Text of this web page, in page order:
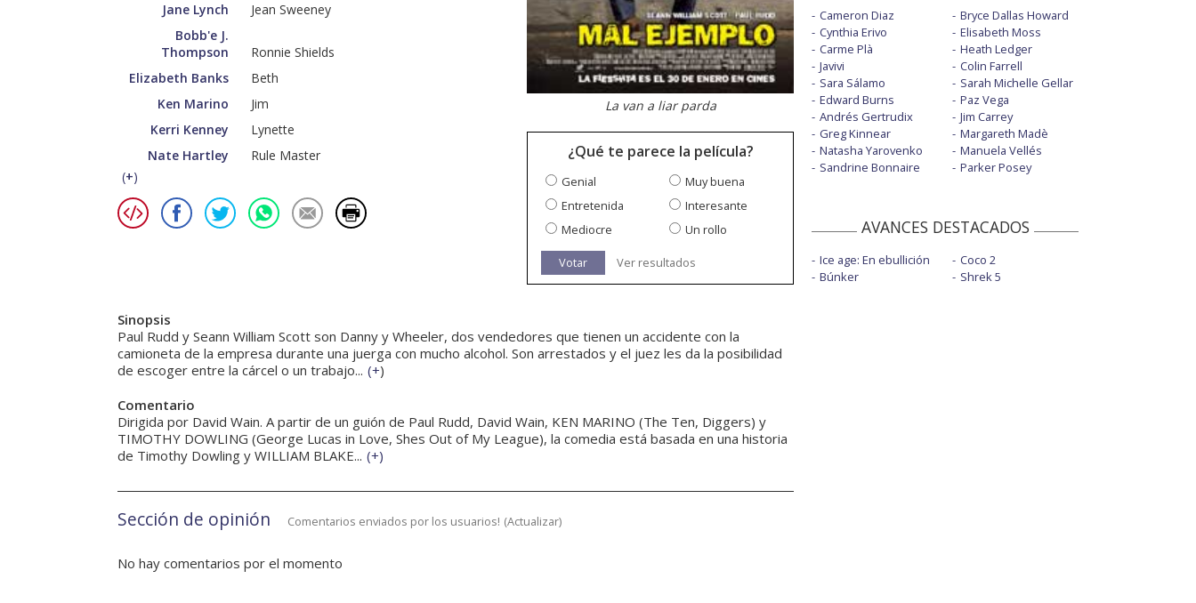
Jane Lynch
Jean Sweeney
Bobb'e J.
Thompson
Ronnie Shields
Elizabeth Banks
Beth
Ken Marino
Jim
Kerri Kenney
Lynette
Nate Hartley
Rule Master
(+)
La van a liar parda
¿Qué te parece la película?
Genial
Muy buena
Entretenida
Interesante
Mediocre
Un rollo
Votar Ver resultados
Sinopsis
Paul Rudd y Seann William Scott son Danny y Wheeler, dos vendedores que tienen un accidente con la
camioneta de la empresa durante una juerga con mucho alcohol. Son arrestados y el juez les da la posibilidad
de escoger entre la cárcel o un trabajo... (+)
Comentario
Dirigida por David Wain. A partir de un guión de Paul Rudd, David Wain, KEN MARINO (The Ten, Diggers) y
TIMOTHY DOWLING (George Lucas in Love, Shes Out of My League), la comedia está basada en una historia
de Timothy Dowling y WILLIAM BLAKE... (+)
Sección de opinión Comentarios enviados por los usuarios! (Actualizar)
No hay comentarios por el momento
Cameron Diaz
Cynthia Erivo
Carme Plà
Javivi
Sara Sálamo
Edward Burns
Andrés Gertrudix
Greg Kinnear
Natasha Yarovenko
Sandrine Bonnaire
Bryce Dallas Howard
Elisabeth Moss
Heath Ledger
Colin Farrell
Sarah Michelle Gellar
Paz Vega
Jim Carrey
Margareth Madè
Manuela Vellés
Parker Posey
AVANCES DESTACADOS
Ice age: En ebullición
Búnker
Coco 2
Shrek 5